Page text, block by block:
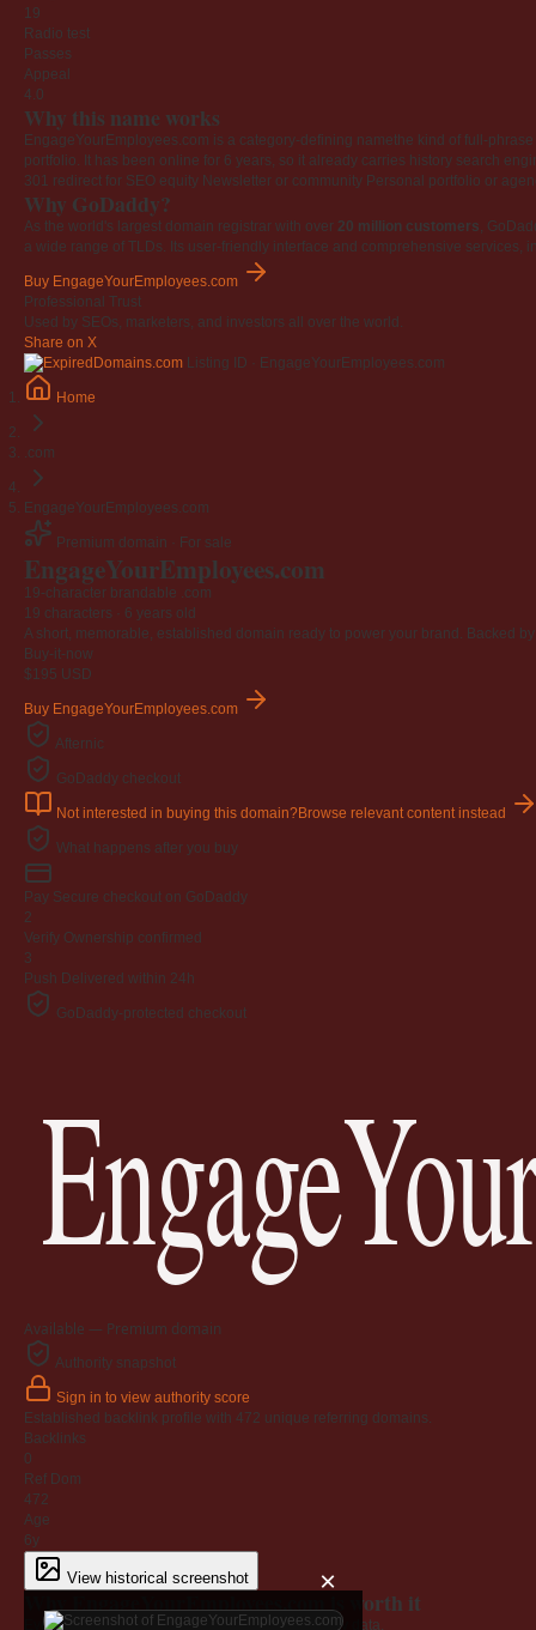
19
Radio test
Passes
Appeal
4.0
Why this name works
EngageYourEmployees.com is a category-defining namethe kind of full-
portfolio. It has been online for 6 years, so it already carries history search
301 redirect for SEO equity Newsletter or community Personal portfolio or
Why GoDaddy?
As the world's largest domain registrar with over 20 million customers,
a wide range of TLDs. Its user-friendly interface and comprehensive
Buy EngageYourEmployees.com
Professional Trust
Used by SEOs, marketers, and investors all over the world.
Share on X
Listing ID · EngageYourEmployees.com
Home
.com
EngageYourEmployees.com
Premium domain · For sale
EngageYourEmployees.com
19-character brandable .com
19 characters · 6 years old
A short, memorable, established domain ready to power your brand. Backed
Buy-it-now
$195 USD
Buy EngageYourEmployees.com
Afternic
GoDaddy checkout
Not interested in buying this domain?Browse relevant content instead
What happens after you buy
Pay Secure checkout on GoDaddy
2
Verify Ownership confirmed
3
Push Delivered within 24h
GoDaddy-protected checkout
Available — Premium domain
Authority snapshot
Sign in to view authority score
Established backlink profile with 472 unique referring domains.
Backlinks
0
Ref Dom
472
Age
6y
View historical screenshot ×
Why EngageYourEmployees.com is worth it
Every claim below is backed by verified third-party data.